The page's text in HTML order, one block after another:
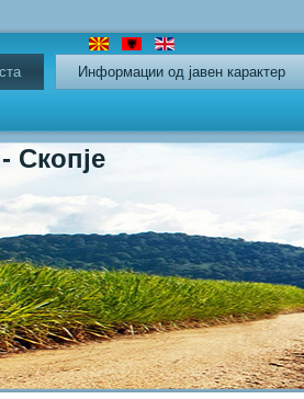
Информации од јавен карактер